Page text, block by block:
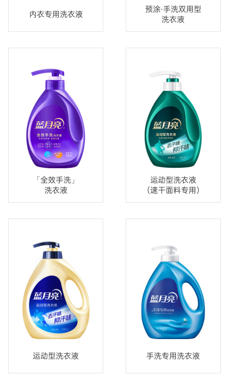
内衣专用洗衣液
预涂·手洗双用型
洗衣液
「全效手洗」
洗衣液
运动型洗衣液
（速干面料专用）
运动型洗衣液 手洗专用洗衣液